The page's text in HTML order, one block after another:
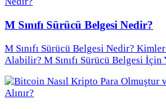
M Sınıfı Sürücü Belgesi Nedir?
M Sınıfı Sürücü Belgesi Nedir?
Alabilir? M Sınıfı Sürücü Belgesi İçin